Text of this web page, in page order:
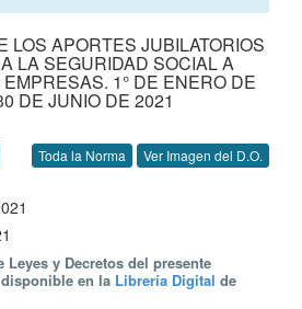
LOS APORTES JUBILATORIOS
LA SEGURIDAD SOCIAL A
1° DE ENERO DE
DE JUNIO DE 2021
Toda la Norma Ver Imagen del D.O.
Leyes y Decretos del presente
en la Librería Digital de